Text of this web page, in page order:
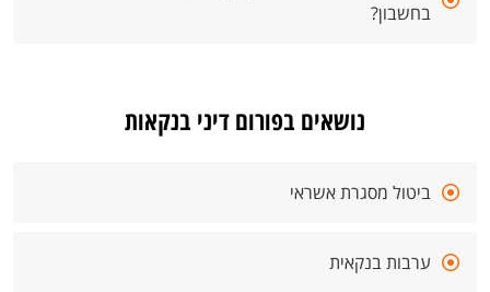
בחשבון?
נושאים בפורום דיני בנקאות
ביטול מסגרת אשראי
ערבות בנקאית